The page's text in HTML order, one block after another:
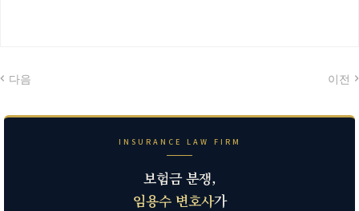
다음 이전
INSURANCE LAW FIRM
보험금 분쟁,
임용수 변호사가